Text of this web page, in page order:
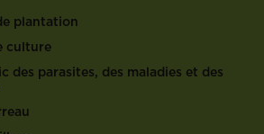
plantation
culture
des parasites, des maladies et des